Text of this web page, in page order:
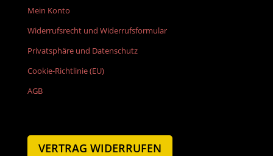
Mein Konto
Widerrufsrecht und Widerrufsformular
Privatsphäre und Datenschutz
Cookie-Richtlinie (EU)
AGB
VERTRAG WIDERRUFEN